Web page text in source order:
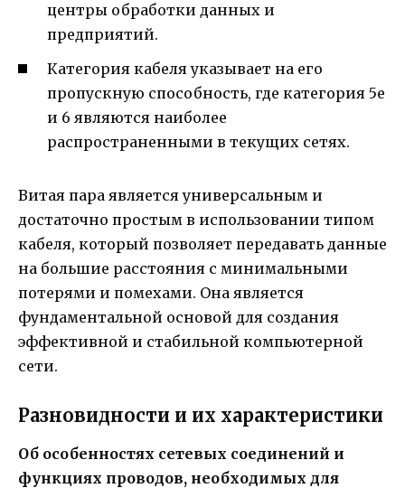
центры обработки данных и
предприятий.
Категория кабеля указывает на его
пропускную способность, где категория 5e
и 6 являются наиболее
распространенными в текущих сетях.
Витая пара является универсальным и
достаточно простым в использовании типом
кабеля, который позволяет передавать данные
на большие расстояния с минимальными
потерями и помехами. Она является
фундаментальной основой для создания
эффективной и стабильной компьютерной
сети.
Разновидности и их характеристики
Об особенностях сетевых соединений и
функциях проводов, необходимых для